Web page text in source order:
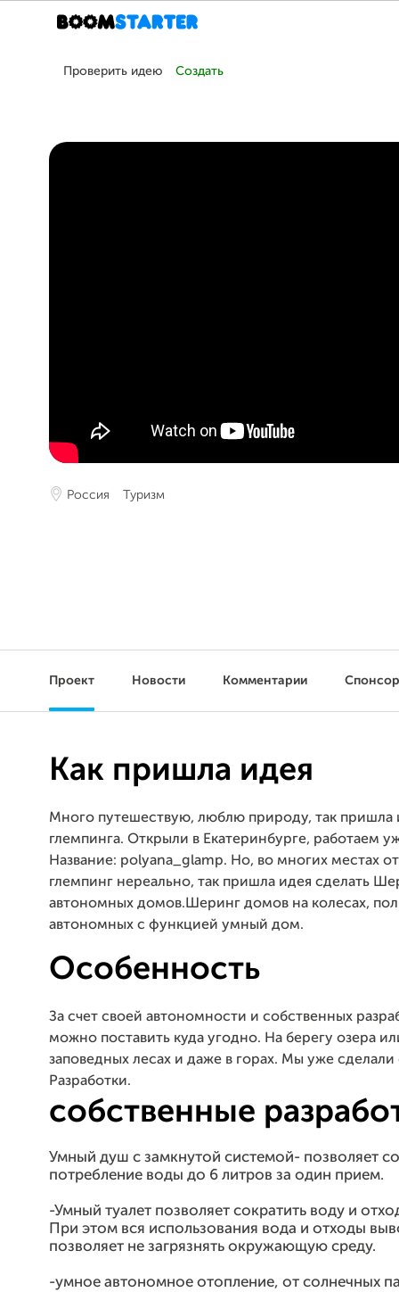
Проверить идею Создать
Россия Туризм
Проект Новости Комментарии
Как пришла идея
Много путешествую, люблю природу, так пришла
глемпинга. Открыли в Екатеринбурге, работаем
Название: polyana_glamp. Но, во многих местах
глемпинг нереально, так пришла идея сделать
автономных домов.Шеринг домов на колесах,
автономных с функцией умный дом.
Особенность
За счет своей автономности и собственных
можно поставить куда угодно. На берегу озера
заповедных лесах и даже в горах. Мы уже
Разработки.
собственные
Умный душ с замкнутой системой- позволяет
потребление воды до 6 литров за один прием.
-Умный туалет позволяет сократить воду и
При этом вся использования вода и отходы
позволяет не загрязнять окружающую среду.
-умное автономное отопление, от солнечных